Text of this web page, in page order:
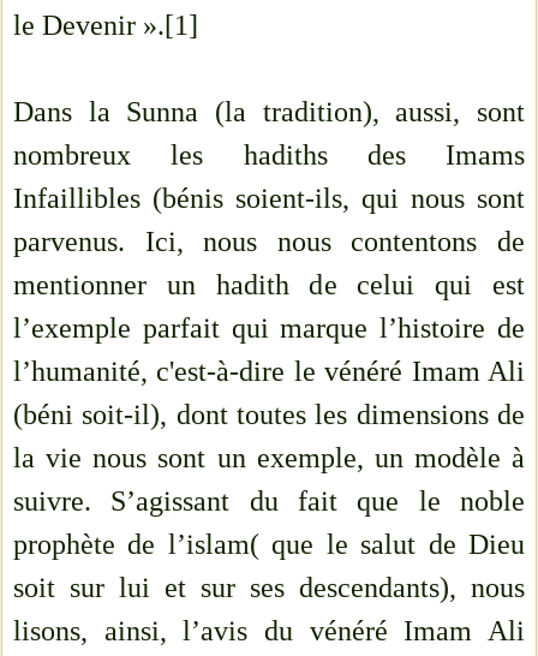
le Devenir ».[1]
Dans la Sunna (la tradition), aussi, sont
nombreux les hadiths des Imams
Infaillibles (bénis soient-ils, qui nous sont
parvenus. Ici, nous nous contentons de
mentionner un hadith de celui qui est
l’exemple parfait qui marque l’histoire de
l’humanité, c'est-à-dire le vénéré Imam Ali
(béni soit-il), dont toutes les dimensions de
la vie nous sont un exemple, un modèle à
suivre. S’agissant du fait que le noble
prophète de l’islam( que le salut de Dieu
soit sur lui et sur ses descendants), nous
lisons, ainsi, l’avis du vénéré Imam Ali